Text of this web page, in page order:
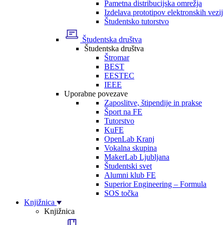
Pametna distribucijska omrežja
Izdelava prototipov elektronskih vezij
Študentsko tutorstvo
Študentska društva
Študentska društva
Štromar
BEST
EESTEC
IEEE
Uporabne povezave
Zaposlitve, štipendije in prakse
Šport na FE
Tutorstvo
KuFE
OpenLab Kranj
Vokalna skupina
MakerLab Ljubljana
Študentski svet
Alumni klub FE
Superior Engineering – Formula
SOS točka
Knjižnica
Knjižnica